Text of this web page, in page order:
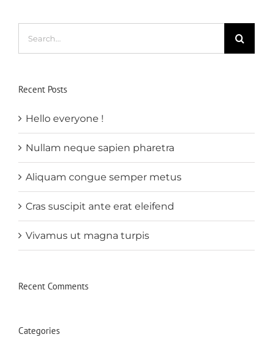
Recent Posts
Hello everyone !
Nullam neque sapien pharetra
Aliquam congue semper metus
Cras suscipit ante erat eleifend
Vivamus ut magna turpis
Recent Comments
Categories